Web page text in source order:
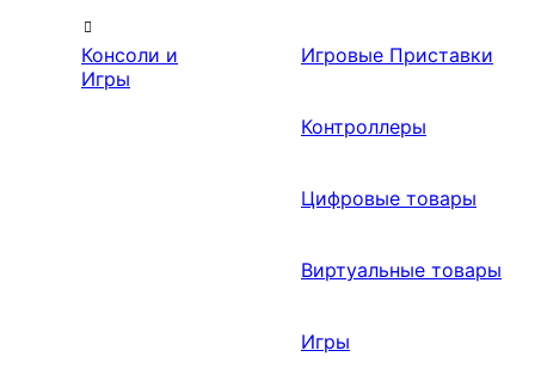
Консоли и
Игры
Игровые Приставки
Контроллеры
Цифровые товары
Виртуальные товары
Игры